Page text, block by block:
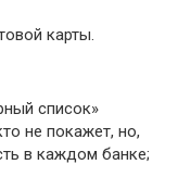
карты.
список»
не покажет, но,
в каждом банке;